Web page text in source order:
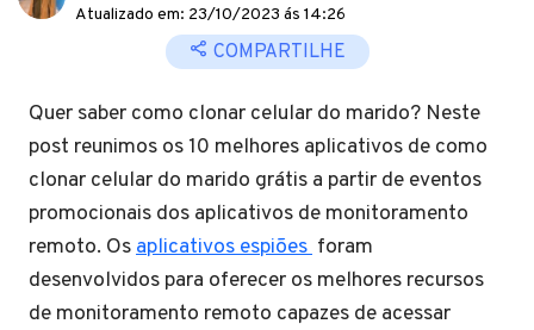
Atualizado em: 23/10/2023 ás 14:26
COMPARTILHE
Quer saber como clonar celular do marido? Neste
post reunimos os 10 melhores aplicativos de como
clonar celular do marido grátis a partir de eventos
promocionais dos aplicativos de monitoramento
remoto. Osaplicativos espiões foram
desenvolvidos para oferecer os melhores recursos
de monitoramento remoto capazes de acessar